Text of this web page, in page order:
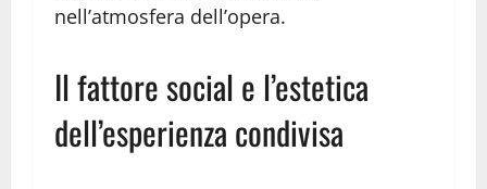
nell’atmosfera dell’opera.
Il fattore social e l’estetica
dell’esperienza condivisa